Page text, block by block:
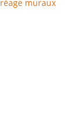
muraux